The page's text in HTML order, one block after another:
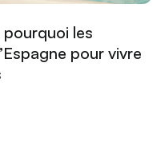
les
pour vivre